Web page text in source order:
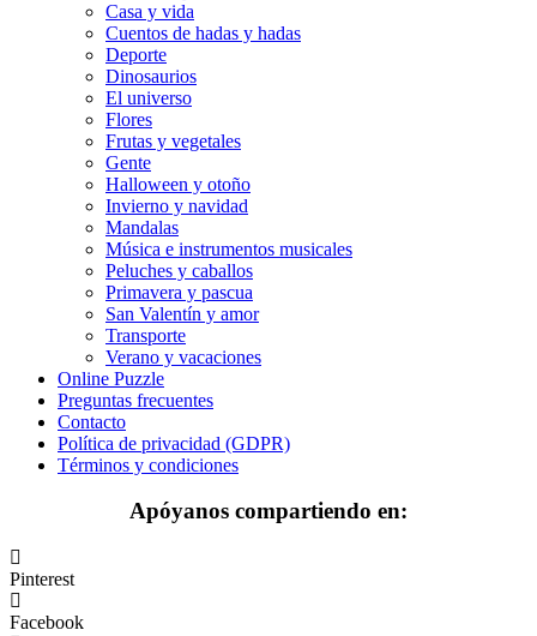
Frutas y vegetales
Halloween y otoño
Invierno y navidad
Música e instrumentos musicales
Peluches y caballos
Primavera y pascua
Verano y vacaciones
Libros para colorear para niños
Casa y vida
Cuentos de hadas y hadas
Deporte
Dinosaurios
El universo
Flores
Frutas y vegetales
Gente
Halloween y otoño
Invierno y navidad
Mandalas
Música e instrumentos musicales
Peluches y caballos
Primavera y pascua
San Valentín y amor
Transporte
Verano y vacaciones
Online Puzzle
Preguntas frecuentes
Contacto
Política de privacidad (GDPR)
Términos y condiciones
Apóyanos compartiendo en:
Pinterest
Facebook